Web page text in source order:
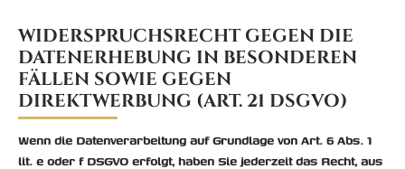
WIDERSPRUCHSRECHT GEGEN DIE
DATENERHEBUNG IN BESONDEREN
FÄLLEN SOWIE GEGEN
DIREKTWERBUNG (ART. 21 DSGVO)
Wenn die Datenverarbeitung auf Grundlage von Art. 6 Abs. 1
lit. e oder f DSGVO erfolgt, haben Sie jederzeit das Recht, aus